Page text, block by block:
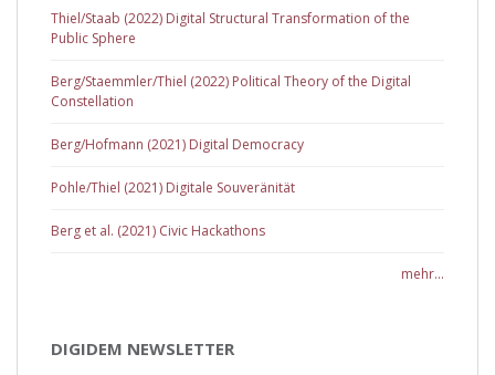
Thiel/Staab (2022) Digital Structural Transformation of the
Public Sphere
Berg/Staemmler/Thiel (2022) Political Theory of the Digital
Constellation
Berg/Hofmann (2021) Digital Democracy
Pohle/Thiel (2021) Digitale Souveränität
Berg et al. (2021) Civic Hackathons
mehr...
DIGIDEM NEWSLETTER